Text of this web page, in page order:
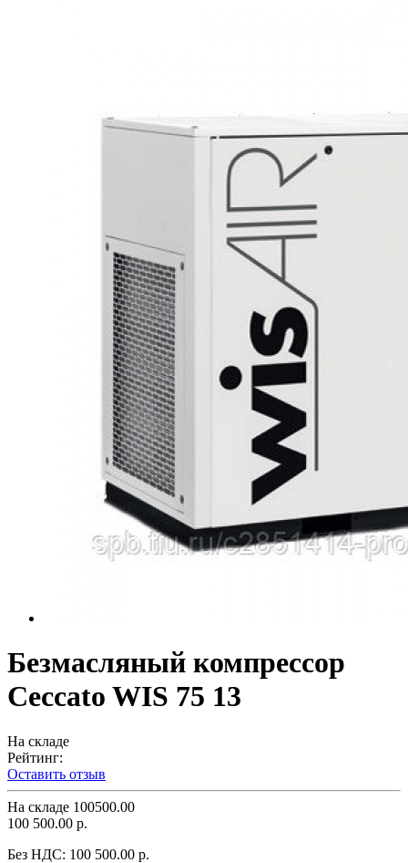
Безмасляный компрессор
Ceccato WIS 75 13
На складе
Рейтинг:
Оставить отзыв
На складе 100500.00
100 500.00 р.
Без НДС: 100 500.00 р.